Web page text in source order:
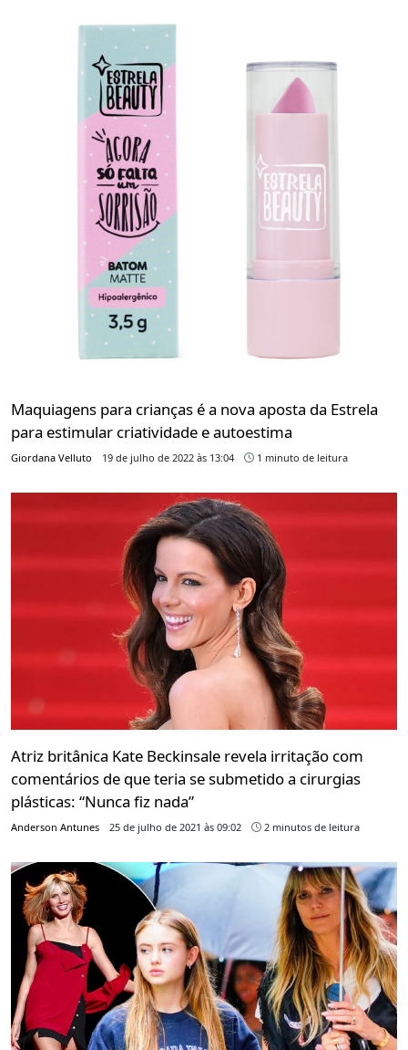
Maquiagens para crianças é a nova aposta da Estrela
para estimular criatividade e autoestima
Giordana Velluto 19 de julho de 2022 às 13:04 1 minuto de leitura
Atriz britânica Kate Beckinsale revela irritação com
comentários de que teria se submetido a cirurgias
plásticas: “Nunca fiz nada”
Anderson Antunes 25 de julho de 2021 às 09:02 2 minutos de leitura